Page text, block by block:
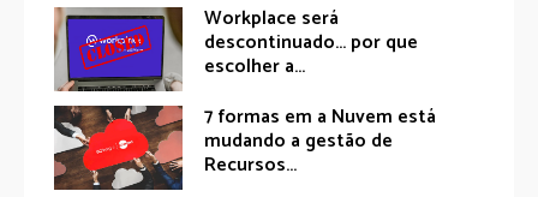
Workplace será
descontinuado… por que
escolher a...
7 formas em a Nuvem está
mudando a gestão de
Recursos...